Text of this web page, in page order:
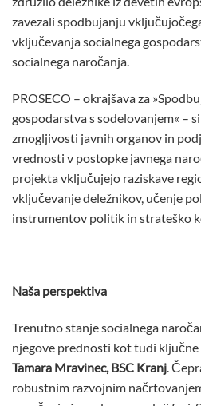
zavezali spodbujanju
vključevanja socialnega
socialnega naročanja.
PROSECO – okrajšava za
gospodarstva s sodelovanjem« –
zmogljivosti javnih organov in
vrednosti v postopke javnega
projekta vključujejo raziskave
vključevanje deležnikov, učenje
instrumentov politik in strateško
Naša perspektiva
Trenutno stanje socialnega
njegove prednosti kot tudi ključne
Tamara Mravinec, BSC Kranj.
robustnim razvojnim